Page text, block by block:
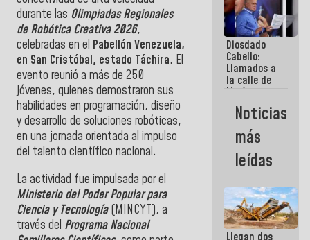
durante las Olimpiadas Regionales
de Robótica Creativa 2026,
celebradas en el Pabellón Venezuela,
en San Cristóbal, estado Táchira. El
evento reunió a más de 250
jóvenes, quienes demostraron sus
habilidades en programación, diseño
y desarrollo de soluciones robóticas,
en una jornada orientada al impulso
del talento científico nacional.
La actividad fue impulsada por el
Ministerio del Poder Popular para
Ciencia y Tecnología(MINCYT), a
través del Programa Nacional
¿Quién le
puede creer?
¿Y la gente
que ella iba
a salvar en
La Guaira?
Diosdado
Cabello:
Llamados a
la calle de
María
Machado se
estrellaron
de frente
contra el
Pueblo
Noticias
más
leídas